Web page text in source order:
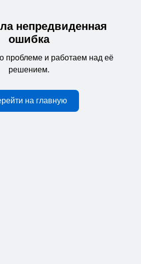
непредвиденная
ошибка
проблеме и работаем над её
решением.
на главную